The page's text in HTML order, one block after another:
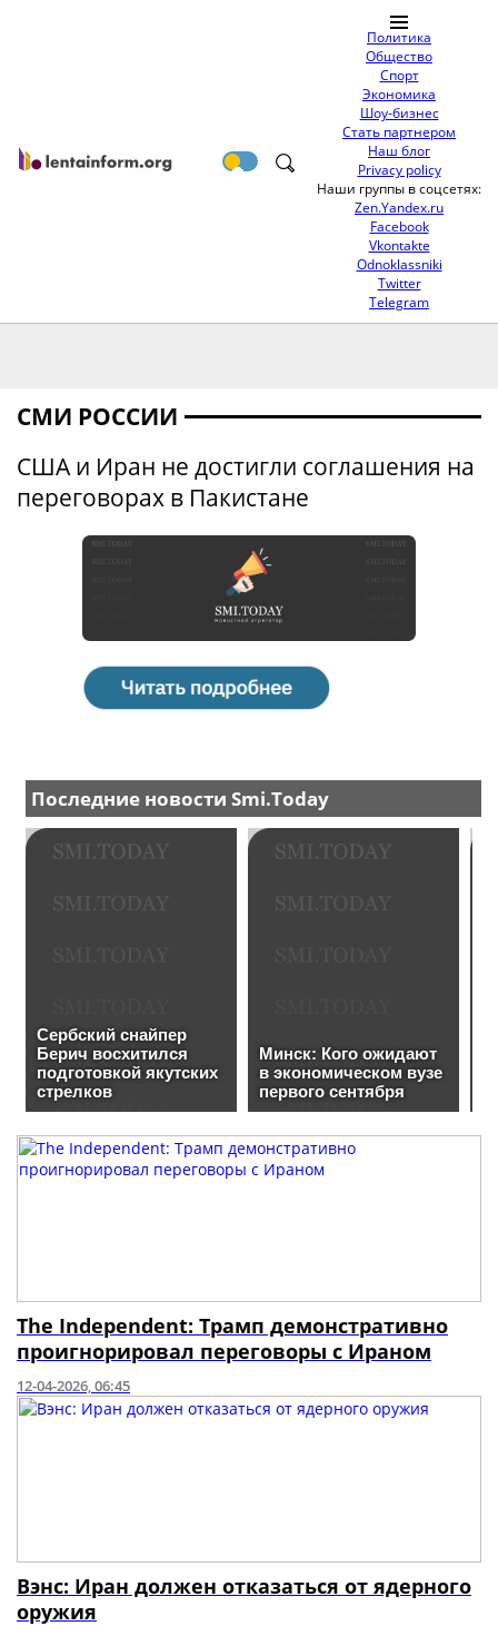
Политика
Общество
Спорт
Экономика
Шоу-бизнес
Стать партнером
Наш блог
Privacy policy
Наши группы в соцсетях:
Zen.Yandex.ru
Facebook
Vkontakte
Odnoklassniki
Twitter
Telegram
СМИ РОССИИ
США и Иран не достигли соглашения на
переговорах в Пакистане
The Independent: Трамп демонстративно
проигнорировал переговоры с Ираном
12-04-2026, 06:45
Вэнс: Иран должен отказаться от ядерного
оружия